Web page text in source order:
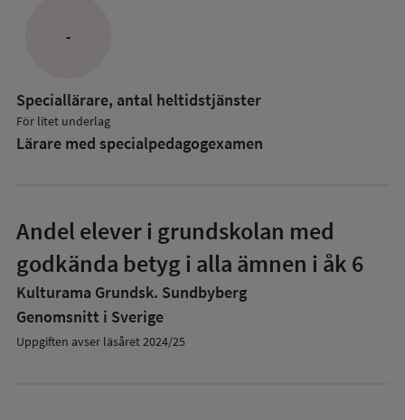
-
Speciallärare, antal heltidstjänster
För litet underlag
Lärare med specialpedagog­examen
Andel elever i grundskolan med
godkända betyg i alla ämnen i åk 6
Kulturama Grundsk. Sundbyberg
Genomsnitt i Sverige
Uppgiften avser läsåret 2024/25